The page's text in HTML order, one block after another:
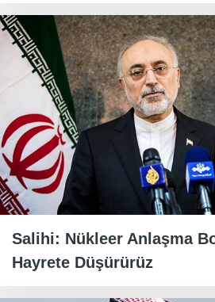
Salihi: Nükleer Anlaşma
Hayrete Düşürürüz